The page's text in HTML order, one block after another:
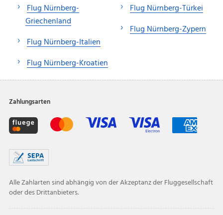
Flug Nürnberg-
Griechenland
Flug Nürnberg-Italien
Flug Nürnberg-Kroatien
Flug Nürnberg-Türkei
Flug Nürnberg-Zypern